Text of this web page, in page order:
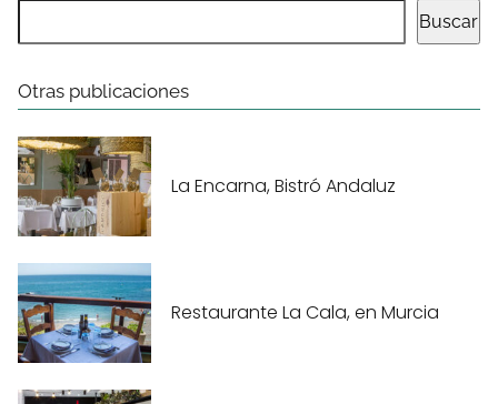
Buscar
Otras publicaciones
La Encarna, Bistró Andaluz
Restaurante La Cala, en Murcia